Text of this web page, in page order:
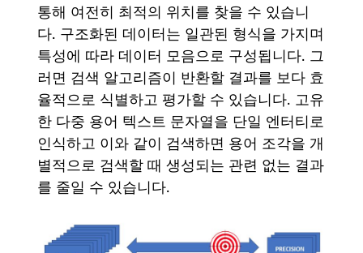
통해 여전히 최적의 위치를 찾을 수 있습니
다. 구조화된 데이터는 일관된 형식을 가지며
특성에 따라 데이터 모음으로 구성됩니다. 그
러면 검색 알고리즘이 반환할 결과를 보다 효
율적으로 식별하고 평가할 수 있습니다. 고유
한 다중 용어 텍스트 문자열을 단일 엔터티로
인식하고 이와 같이 검색하면 용어 조각을 개
별적으로 검색할 때 생성되는 관련 없는 결과
를 줄일 수 있습니다.